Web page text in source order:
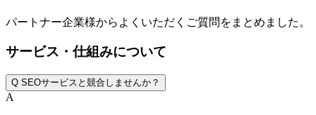
パートナー企業様からよくいただくご質問をまとめました。
サービス・仕組みについて
Q SEOサービスと競合しませんか？
A